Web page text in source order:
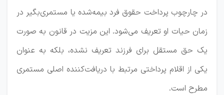
در چارچوب پرداخت حقوق فرد بیمه‌شده یا مستمری‌بگیر در
زمان حیات او تعریف می‌شود. این مزیت در قانون به صورت
یک حق مستقل برای فرزند تعریف نشده، بلکه به عنوان
یکی از اقلام پرداختی مرتبط با دریافت‌کننده اصلی مستمری
مطرح است.